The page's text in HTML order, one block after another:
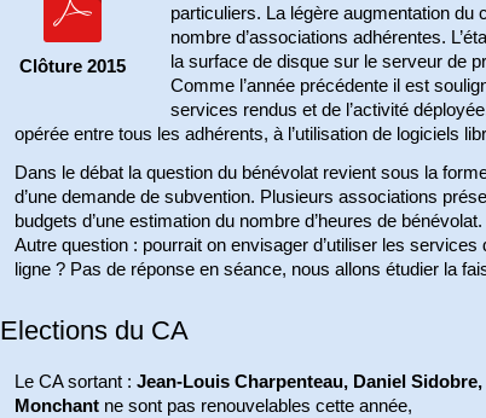
Clôture 2015
particuliers. La légère augmentation du
nombre d’associations adhérentes.
la surface de disque sur le serveur de
Comme l’année précédente il est
services rendus et de l’activité
opérée entre tous les adhérents, à l’utilisation de logiciels
Dans le débat la question du bénévolat revient sous la
d’une demande de subvention. Plusieurs associations
budgets d’une estimation du nombre d’heures de bénévolat.
Autre question : pourrait on envisager d’utiliser les
ligne ? Pas de réponse en séance, nous allons étudier la
Elections du CA
Le CA sortant : Jean-Louis Charpenteau, Daniel
Monchantne sont pas renouvelables cette année,